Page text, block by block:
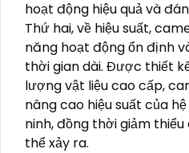
hoạt động hiệu quả và
Thứ hai, về hiệu suất,
năng hoạt động ổn định
thời gian dài. Được thiết
lượng vật liệu cao cấp,
nâng cao hiệu suất của
ninh, đồng thời giảm
thể xảy ra.